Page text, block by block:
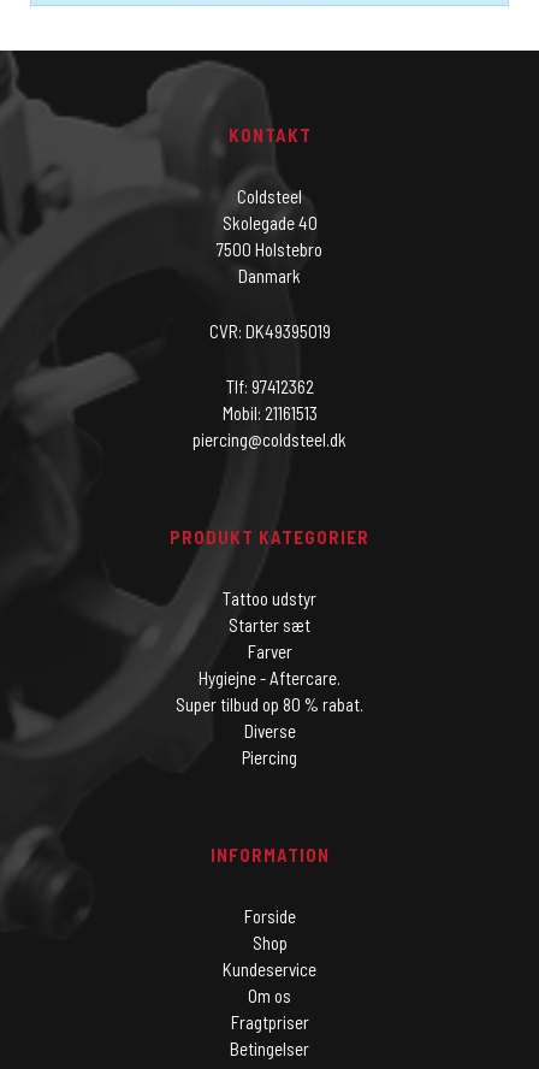
KONTAKT
Coldsteel
Skolegade 40
7500 Holstebro
Danmark
CVR: DK49395019
Tlf: 97412362
Mobil: 21161513
piercing@coldsteel.dk
PRODUKT KATEGORIER
Tattoo udstyr
Starter sæt
Farver
Hygiejne - Aftercare.
Super tilbud op 80 % rabat.
Diverse
Piercing
INFORMATION
Forside
Shop
Kundeservice
Om os
Fragtpriser
Betingelser